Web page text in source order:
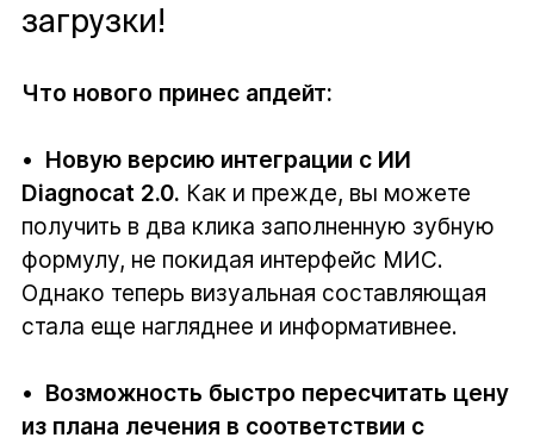
загрузки!
Что нового принес апдейт:
• Новую версию интеграции с ИИ
Diagnocat 2.0. Как и прежде, вы можете
получить в два клика заполненную зубную
формулу, не покидая интерфейс МИС.
Однако теперь визуальная составляющая
стала еще нагляднее и информативнее.
• Возможность быстро пересчитать цену
из плана лечения в соответствии с